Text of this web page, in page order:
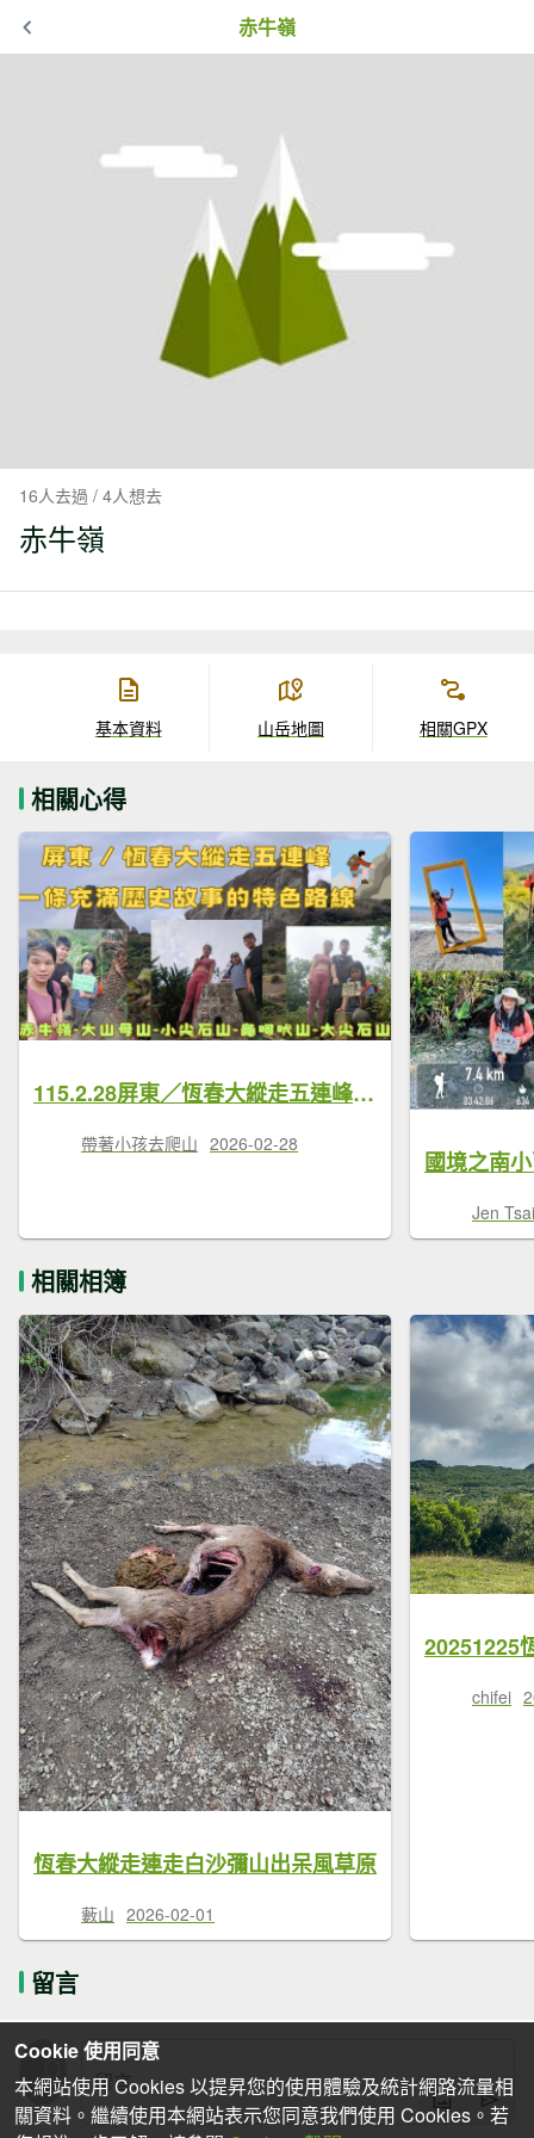
赤牛嶺
16人去過 / 4人想去
赤牛嶺
基本資料 山岳地圖 相關GPX
相關心得
115.2.28屏東／恆春大縱走五連峰/一條充滿歷史故事的特色路線（赤牛嶺-大山母山-小尖石山-龜呵吠山-大尖石山）
帶著小孩去爬山 2026-02-28
Jen Tsai
相關相簿
恆春大縱走連走白沙彌山出呆風草原
藪山 2026-02-01
chifei
留言
Cookie 使用同意
本網站使用 Cookies 以提昇您的使用體驗及統計網路流量相
關資料。繼續使用本網站表示您同意我們使用 Cookies。若